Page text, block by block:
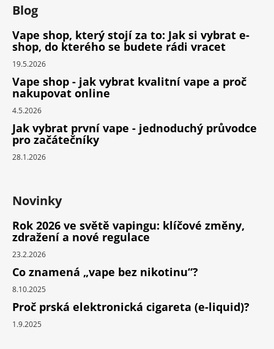
Blog
Vape shop, který stojí za to: Jak si vybrat e-
shop, do kterého se budete rádi vracet
19.5.2026
Vape shop - jak vybrat kvalitní vape a proč
nakupovat online
4.5.2026
Jak vybrat první vape - jednoduchý průvodce
pro začátečníky
28.1.2026
Novinky
Rok 2026 ve světě vapingu: klíčové změny,
zdražení a nové regulace
23.2.2026
Co znamená „vape bez nikotinu“?
8.10.2025
Proč prská elektronická cigareta (e-liquid)?
1.9.2025